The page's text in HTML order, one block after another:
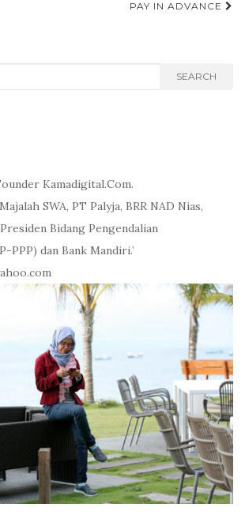
PAY IN ADVANCE
SEARCH
Kamadigital.Com.
SWA, PT Palyja, BRR NAD Nias,
Bidang Pengendalian
PPP) dan Bank Mandiri.’